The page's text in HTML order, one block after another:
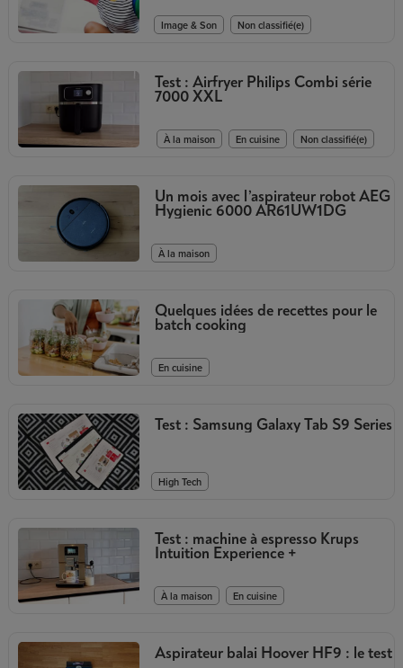
Image & Son Non classifié(e)
Test : Airfryer Philips Combi série
7000 XXL
À la maison En cuisine Non classifié(e)
Un mois avec l’aspirateur robot AEG
Hygienic 6000 AR61UW1DG
À la maison
Quelques idées de recettes pour le
batch cooking
En cuisine
Test : Samsung Galaxy Tab S9 Series
High Tech
Test : machine à espresso Krups
Intuition Experience +
À la maison En cuisine
Aspirateur balai Hoover HF9 : le test